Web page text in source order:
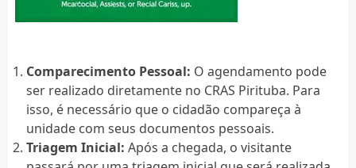
Comparecimento Pessoal: O agendamento pode
ser realizado diretamente no CRAS Pirituba. Para
isso, é necessário que o cidadão compareça à
unidade com seus documentos pessoais.
Triagem Inicial: Após a chegada, o visitante